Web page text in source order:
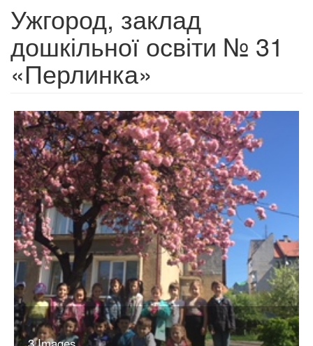
Ужгород, заклад
дошкільної освіти № 31
«Перлинка»